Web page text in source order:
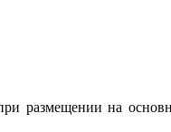
размещении на